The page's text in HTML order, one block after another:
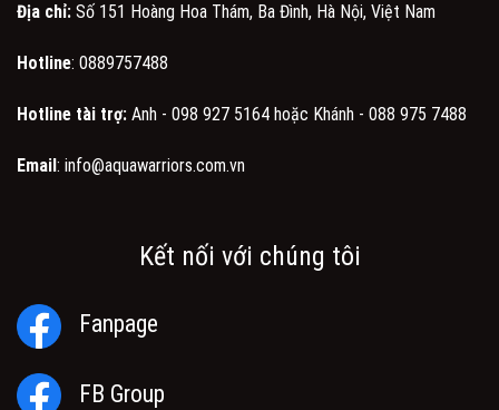
Địa chỉ: Số 151 Hoàng Hoa Thám, Ba Đình, Hà Nội, Việt Nam
Hotline: 0889757488
Hotline tài trợ: Anh - 098 927 5164 hoặc Khánh - 088 975 7488
Email: info@aquawarriors.com.vn
Kết nối với chúng tôi
Fanpage
FB Group